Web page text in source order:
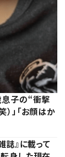
息子の“衝撃
」「お顔はか
』に載って